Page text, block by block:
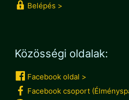
Belépés >
Közösségi oldalak:
Facebook oldal >
Facebook csoport